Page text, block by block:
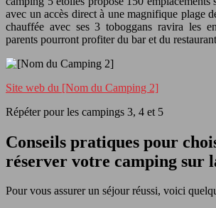
avec un accès direct à une magnifique plage
chauffée avec ses 3 toboggans ravira les
parents pourront profiter du bar et du
Site web du [Nom du Camping 2]
Répéter pour les campings 3, 4 et 5
Conseils pratiques pour
réserver votre camping sur
Pour vous assurer un séjour réussi, voici